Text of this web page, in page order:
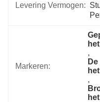
Levering Vermogen:
Markeren:
,
,